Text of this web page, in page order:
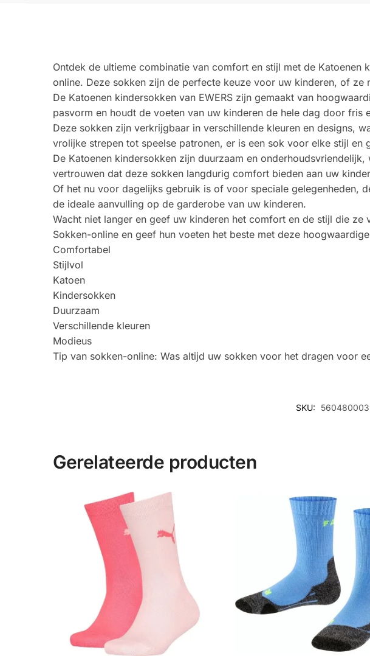
Ontdek de ultieme combinatie van comfort en stijl met de
online. Deze sokken zijn de perfecte keuze voor uw kinderen, of ze
De Katoenen kindersokken van EWERS zijn gemaakt van
pasvorm en houdt de voeten van uw kinderen de hele dag door fris
Deze sokken zijn verkrijgbaar in verschillende kleuren en designs,
vrolijke strepen tot speelse patronen, er is een sok voor elke stijl en
De Katoenen kindersokken zijn duurzaam en
vertrouwen dat deze sokken langdurig comfort bieden aan uw
Of het nu voor dagelijks gebruik is of voor speciale gelegenheden,
de ideale aanvulling op de garderobe van uw kinderen.
Wacht niet langer en geef uw kinderen het comfort en de stijl die ze
Sokken-online en geef hun voeten het beste met deze
Comfortabel
Stijlvol
Katoen
Kindersokken
Duurzaam
Verschillende kleuren
Modieus
Tip van sokken-online: Was altijd uw sokken voor het dragen voor
SKU:
Gerelateerde producten